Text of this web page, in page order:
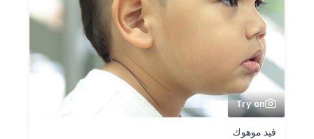
Try on
فيد موهوك